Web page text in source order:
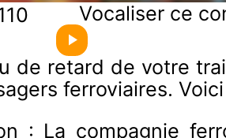
Vocaliser ce
de retard de votre
ferroviaires.
: La compagnie